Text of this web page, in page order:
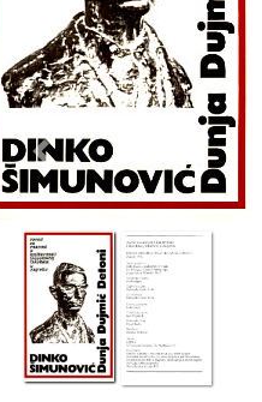
Previous Next